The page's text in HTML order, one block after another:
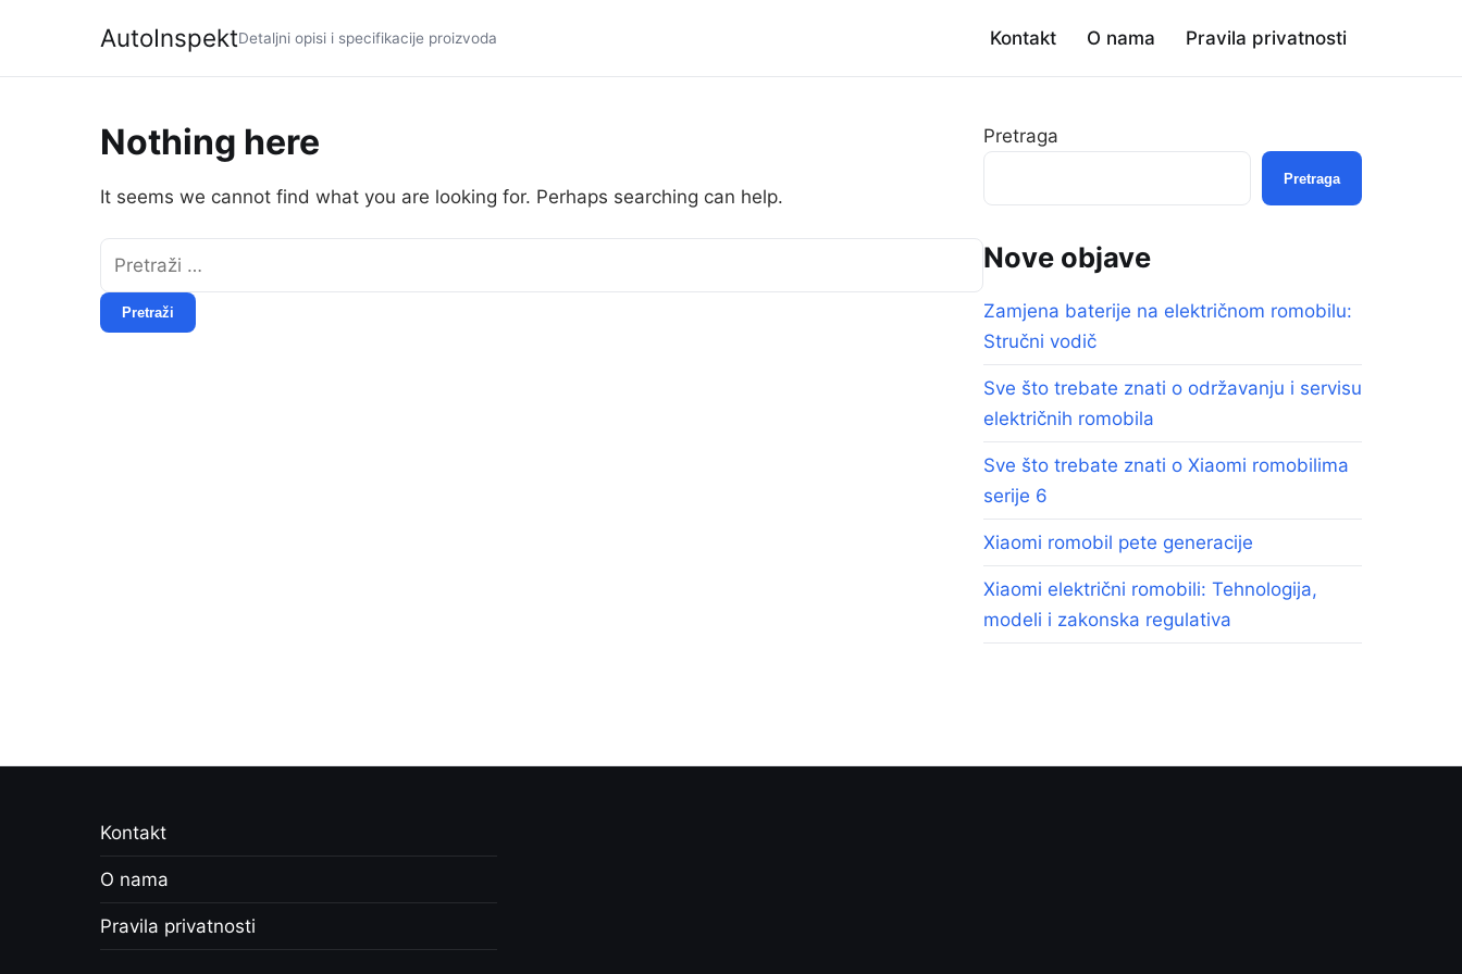
AutoInspektDetaljni opisi i specifikacije proizvoda Kontakt O nama Pravila privatnosti
Nothing here
It seems we cannot find what you are looking for. Perhaps searching can help.
Pretraga
Pretraga
Nove objave
Zamjena baterije na električnom romobilu:
Stručni vodič
Sve što trebate znati o održavanju i servisu
električnih romobila
Sve što trebate znati o Xiaomi romobilima
serije 6
Xiaomi romobil pete generacije
Xiaomi električni romobili: Tehnologija,
modeli i zakonska regulativa
Kontakt
O nama
Pravila privatnosti